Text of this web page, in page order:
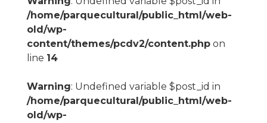
/home/parquecultural/public_html/web-
old/wp-
content/themes/pcdv2/content.phpon
line 14
Warning: Undefined variable $post_id in
/home/parquecultural/public_html/web-
old/wp-